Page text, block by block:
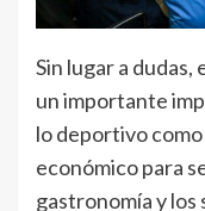
Sin lugar a dudas,
un importante
lo deportivo
económico para
gastronomía y